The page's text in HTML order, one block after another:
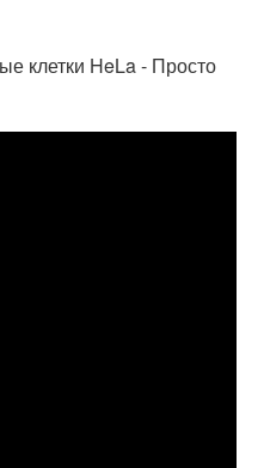
клетки HeLa - Просто